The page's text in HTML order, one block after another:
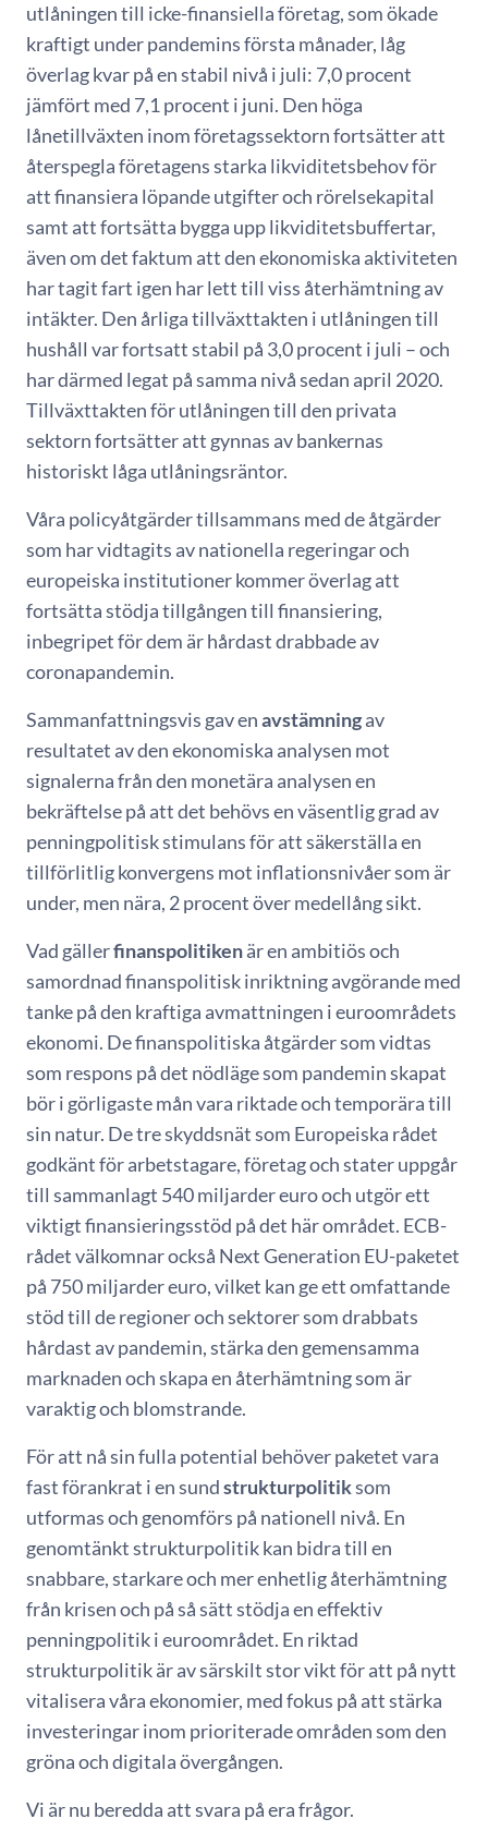
utlåningen till icke-finansiella företag, som ökade
kraftigt under pandemins första månader, låg
överlag kvar på en stabil nivå i juli: 7,0 procent
jämfört med 7,1 procent i juni. Den höga
lånetillväxten inom företagssektorn fortsätter att
återspegla företagens starka likviditetsbehov för
att finansiera löpande utgifter och rörelsekapital
samt att fortsätta bygga upp likviditetsbuffertar,
även om det faktum att den ekonomiska aktiviteten
har tagit fart igen har lett till viss återhämtning av
intäkter. Den årliga tillväxttakten i utlåningen till
hushåll var fortsatt stabil på 3,0 procent i juli – och
har därmed legat på samma nivå sedan april 2020.
Tillväxttakten för utlåningen till den privata
sektorn fortsätter att gynnas av bankernas
historiskt låga utlåningsräntor.
Våra policyåtgärder tillsammans med de åtgärder
som har vidtagits av nationella regeringar och
europeiska institutioner kommer överlag att
fortsätta stödja tillgången till finansiering,
inbegripet för dem är hårdast drabbade av
coronapandemin.
Sammanfattningsvis gav enavstämningav
resultatet av den ekonomiska analysen mot
signalerna från den monetära analysen en
bekräftelse på att det behövs en väsentlig grad av
penningpolitisk stimulans för att säkerställa en
tillförlitlig konvergens mot inflationsnivåer som är
under, men nära, 2 procent över medellång sikt.
Vad gällerfinanspolitikenär en ambitiös och
samordnad finanspolitisk inriktning avgörande med
tanke på den kraftiga avmattningen i euroområdets
ekonomi. De finanspolitiska åtgärder som vidtas
som respons på det nödläge som pandemin skapat
bör i görligaste mån vara riktade och temporära till
sin natur. De tre skyddsnät som Europeiska rådet
godkänt för arbetstagare, företag och stater uppgår
till sammanlagt 540 miljarder euro och utgör ett
viktigt finansieringsstöd på det här området. ECB-
rådet välkomnar också Next Generation EU-paketet
på 750 miljarder euro, vilket kan ge ett omfattande
stöd till de regioner och sektorer som drabbats
hårdast av pandemin, stärka den gemensamma
marknaden och skapa en återhämtning som är
varaktig och blomstrande.
För att nå sin fulla potential behöver paketet vara
fast förankrat i en sundstrukturpolitiksom
utformas och genomförs på nationell nivå. En
genomtänkt strukturpolitik kan bidra till en
snabbare, starkare och mer enhetlig återhämtning
från krisen och på så sätt stödja en effektiv
penningpolitik i euroområdet. En riktad
strukturpolitik är av särskilt stor vikt för att på nytt
vitalisera våra ekonomier, med fokus på att stärka
investeringar inom prioriterade områden som den
gröna och digitala övergången.
Vi är nu beredda att svara på era frågor.